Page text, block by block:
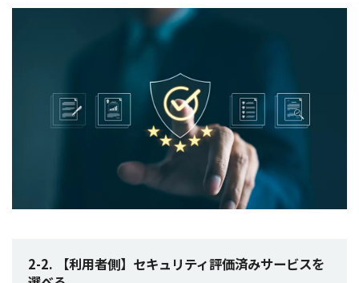
2-2. 【利用者側】セキュリティ評価済みサービスを